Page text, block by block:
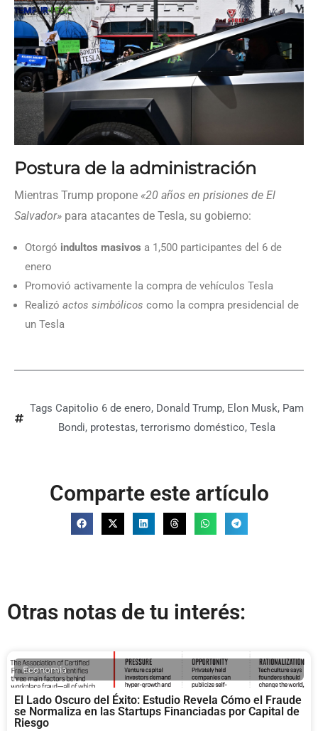
Postura de la administración
Mientras Trump propone «20 años en prisiones de El
Salvador» para atacantes de Tesla, su gobierno:
Otorgó indultos masivos a 1,500 participantes del 6 de
enero
Promovió activamente la compra de vehículos Tesla
Realizó actos simbólicos como la compra presidencial de
un Tesla
Tags Capitolio 6 de enero, Donald Trump, Elon Musk, Pam
Bondi, protestas, terrorismo doméstico, Tesla
Comparte este artículo
Otras notas de tu interés:
Economia
El Lado Oscuro del Éxito: Estudio Revela Cómo el Fraude
se Normaliza en las Startups Financiadas por Capital de
Riesgo